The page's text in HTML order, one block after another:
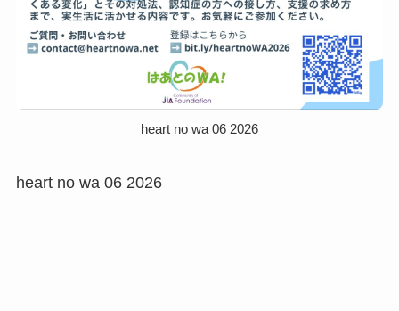
heart no wa 06 2026
heart no wa 06 2026